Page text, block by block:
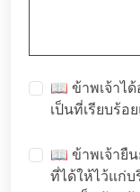
📖 ข้าพเจ้าไ
เป็นที่เรียบร้อ
📖 ข้าพเจ้ายื
ที่ได้ให้ไว้แก่